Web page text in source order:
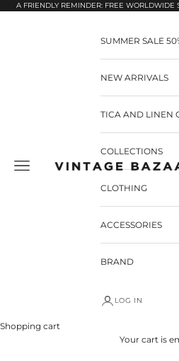
Pular para o conteúdo
A FRIENDLY REMINDER: FREE WORLDWIDE
Vintage Bazaar
SUMMER SALE
NEW ARRIVALS
TICA AND LINEN
COLLECTIONS
CLOTHING
ACCESSORIES
BRAND
LOG IN
Shopping cart
Your cart is